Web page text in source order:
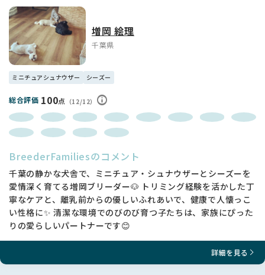
・先住ペットの同伴はご遠慮ください。
・ご家族全員の同意を得た上で、実際に飼育される方または決
定権のある方がご見学ください。
・犬舎紹介ページにある注意事項も事前にご確認をお願いいた
します。
🛡 病気・ケガの保証について
・お引き渡しから1ヶ月間、当方負担で補償保険をお付けしま
す。
・2ヶ月目以降の任意加入も可能ですが、強制ではありません
のでご安心ください。
📄 死亡保証について
・「生体保証」欄をご確認ください。
増岡 絵理
千葉県
ミニチュアシュナウザー シーズー
総合評価 100点 （12/12）
BreederFamiliesのコメント
千葉の静かな犬舎で、ミニチュア・シュナウザーとシーズーを
愛情深く育てる増岡ブリーダー🐶 トリミング経験を活かした丁
寧なケアと、離乳前からの優しいふれあいで、健康で人懐っこ
い性格に✨ 清潔な環境でのびのび育つ子たちは、家族にぴった
りの愛らしいパートナーです😊
詳細を見る